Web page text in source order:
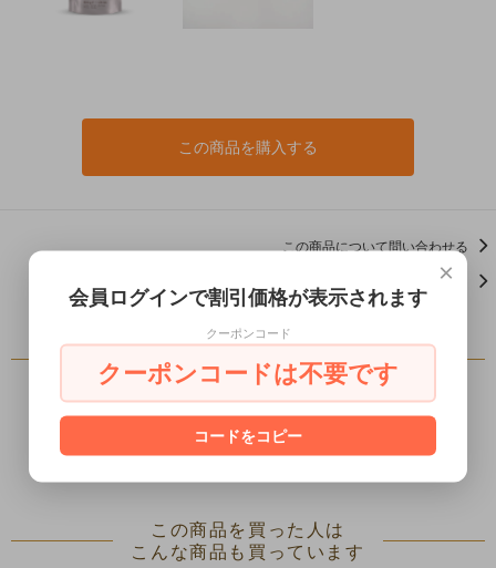
この商品を購入する
この商品について問い合わせる
買い物を続ける
レビュー
レビューを書く
この商品を買った人は
こんな商品も買っています
×
会員ログインで割引価格が表示されます
クーポンコード
クーポンコードは不要です
コードをコピー